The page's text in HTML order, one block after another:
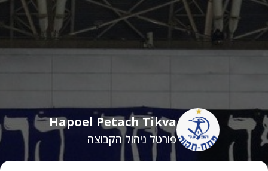
Hapoel Petach Tikva
פורטל ניהול הקבוצה